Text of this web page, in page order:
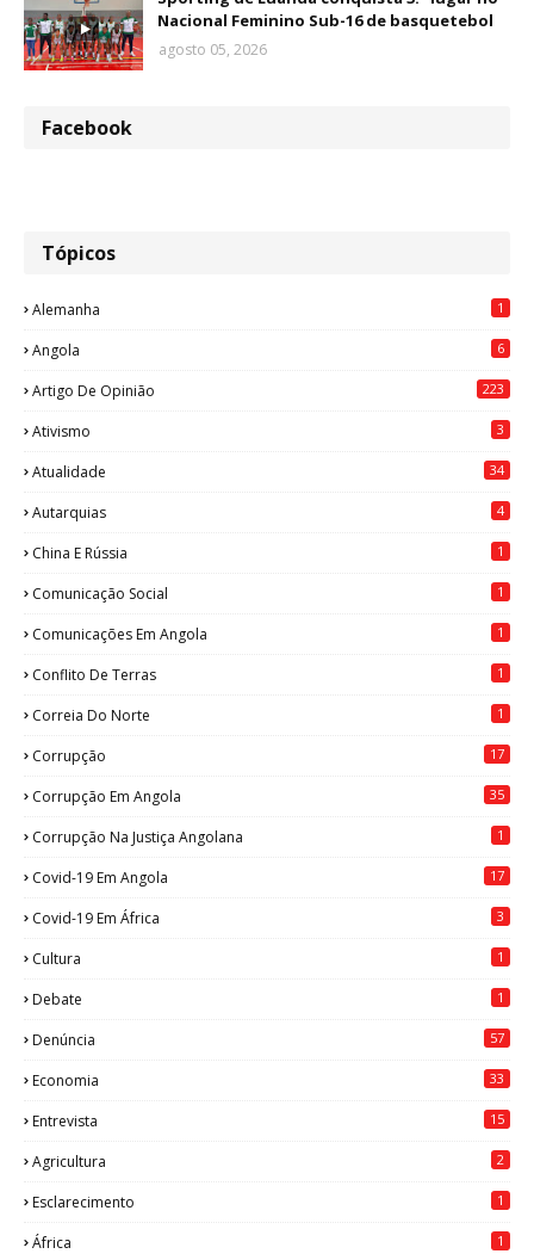
Nacional Feminino Sub-16 de basquetebol
agosto 05, 2026
Facebook
Tópicos
Alemanha 1
Angola 6
Artigo De Opinião 223
Ativismo 3
Atualidade 34
Autarquias 4
China E Rússia 1
Comunicação Social 1
Comunicações Em Angola 1
Conflito De Terras 1
Correia Do Norte 1
Corrupção 17
Corrupção Em Angola 35
Corrupção Na Justiça Angolana 1
Covid-19 Em Angola 17
Covid-19 Em África 3
Cultura 1
Debate 1
Denúncia 57
Economia 33
Entrevista 15
Agricultura 2
Esclarecimento 1
África 1